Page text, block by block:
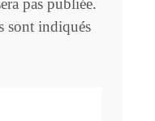
pas publiée.
sont indiqués